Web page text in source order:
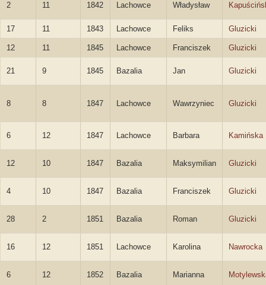
2 11 1842 Lachowce Władysław
17 11 1843 Lachowce Feliks Gluzicki
12 11 1845 Lachowce Franciszek Gluzicki
21 9 1845 Bazalia Jan Gluzicki
8 8 1847 Lachowce Wawrzyniec Gluzicki
6 12 1847 Lachowce Barbara Kamińska
12 10 1847 Bazalia Maksymilian Gluzicki
4 10 1847 Bazalia Franciszek Gluzicki
28 2 1851 Bazalia Roman Gluzicki
16 12 1851 Lachowce Karolina Nawrocka
6 12 1852 Bazalia Marianna